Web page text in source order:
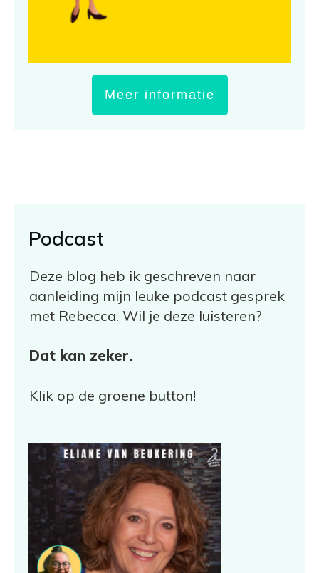
Meer informatie
Podcast
Deze blog heb ik geschreven naar
aanleiding mijn leuke podcast gesprek
met Rebecca. Wil je deze luisteren?
Dat kan zeker.
Klik op de groene button!